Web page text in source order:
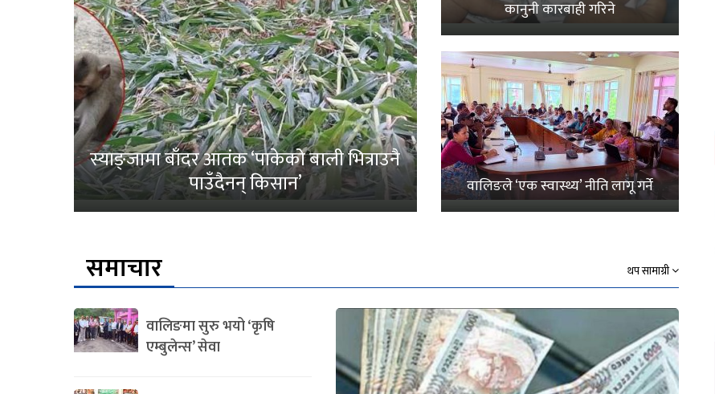
स्याङ्जामा बाँदर आतंक ‘पाकेको बाली भित्राउनै
पाउँदैनन् किसान’
कानुनी कारबाही गरिने
वालिङले ‘एक स्वास्थ्य’ नीति लागू गर्ने
समाचार थप सामाग्री
वालिङमा सुरु भयो ‘कृषि
एम्बुलेन्स’ सेवा